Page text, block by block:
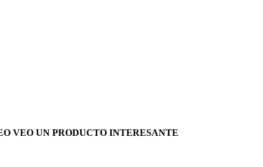
VEO UN PRODUCTO INTERESANTE